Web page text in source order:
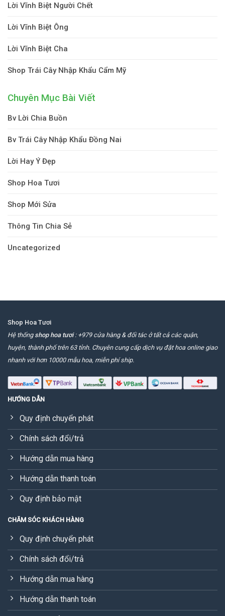
Lời Vĩnh Biệt Người Chết
Lời Vĩnh Biệt Ông
Lời Vĩnh Biệt Cha
Shop Trái Cây Nhập Khẩu Cẩm Mỹ
Chuyên Mục Bài Viết
Bv Lời Chia Buồn
Bv Trái Cây Nhập Khẩu Đồng Nai
Lời Hay Ý Đẹp
Shop Hoa Tươi
Shop Mới Sửa
Thông Tin Chia Sẻ
Uncategorized
Shop Hoa Tươi
Hệ thống shop hoa tươi: +979 cửa hàng & đối tác ở tất cả các quận,
huyện, thành phố trên 63 tỉnh. Chuyên cung cấp dịch vụ đặt hoa online giao
nhanh với hơn 10000 mẫu hoa, miễn phí ship.
HƯỚNG DẪN
Quy định chuyển phát
Chính sách đổi/trả
Hướng dẫn mua hàng
Hướng dẫn thanh toán
Quy định bảo mật
CHĂM SÓC KHÁCH HÀNG
Quy định chuyển phát
Chính sách đổi/trả
Hướng dẫn mua hàng
Hướng dẫn thanh toán